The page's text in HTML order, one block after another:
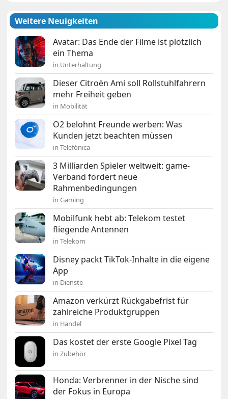
Weitere Neuigkeiten
Avatar: Das Ende der Filme ist plötzlich
ein Thema
in Unterhaltung
Dieser Citroën Ami soll Rollstuhlfahrern
mehr Freiheit geben
in Mobilität
O2 belohnt Freunde werben: Was
Kunden jetzt beachten müssen
in Telefónica
3 Milliarden Spieler weltweit: game-
Verband fordert neue
Rahmenbedingungen
in Gaming
Mobilfunk hebt ab: Telekom testet
fliegende Antennen
in Telekom
Disney packt TikTok-Inhalte in die eigene
App
in Dienste
Amazon verkürzt Rückgabefrist für
zahlreiche Produktgruppen
in Handel
Das kostet der erste Google Pixel Tag
in Zubehör
Honda: Verbrenner in der Nische sind
der Fokus in Europa